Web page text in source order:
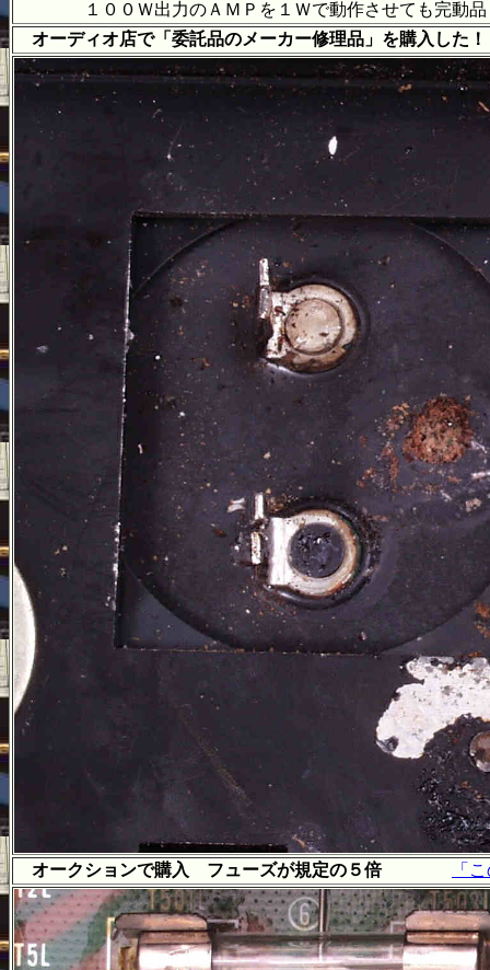
１００Ｗ出力のＡＭＰを１Ｗで動作させても完動品
オーディオ店で「委託品のメーカー修理品」を購入した！
オークションで購入 フューズが規定の５倍 「